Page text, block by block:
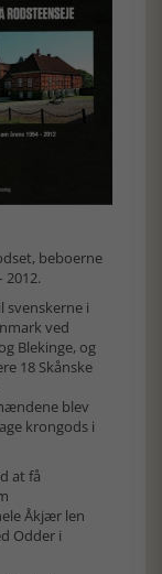
beboerne
2012.
svenskerne i
ved
Blekinge, og
18 Skånske
blev
krongods i
at få
Åkjær len
Odder i